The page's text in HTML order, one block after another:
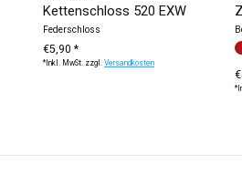
Kettenschloss 520 EXW
Federschloss
€5,90 *
*Inkl. MwSt. zzgl.Versandkosten